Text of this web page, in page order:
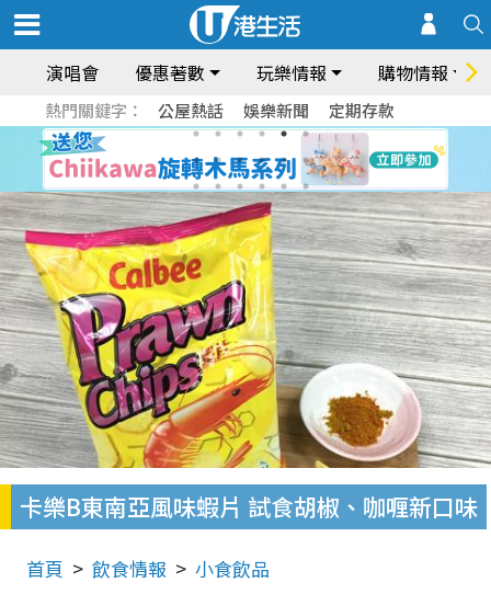
演唱會 優惠著數 玩樂情報 購物情報
熱門關鍵字： 公屋熱話 娛樂新聞 定期存款
卡樂B東南亞風味蝦片 試食胡椒、咖喱新口味
首頁 飲食情報 小食飲品